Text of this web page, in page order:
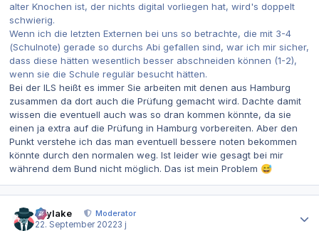
alter Knochen ist, der nichts digital vorliegen hat, wird's doppelt
schwierig.
Wenn ich die letzten Externen bei uns so betrachte, die mit 3-4
(Schulnote) gerade so durchs Abi gefallen sind, war ich mir sicher,
dass diese hätten wesentlich besser abschneiden können (1-2),
wenn sie die Schule regulär besucht hätten.
Bei der ILS heißt es immer Sie arbeiten mit denen aus Hamburg
zusammen da dort auch die Prüfung gemacht wird. Dachte damit
wissen die eventuell auch was so dran kommen könnte, da sie
einen ja extra auf die Prüfung in Hamburg vorbereiten. Aber den
Punkt verstehe ich das man eventuell bessere noten bekommen
könnte durch den normalen weg. Ist leider wie gesagt bei mir
während dem Bund nicht möglich. Das ist mein Problem 😅
skylake
Moderator
22. September 20223 j